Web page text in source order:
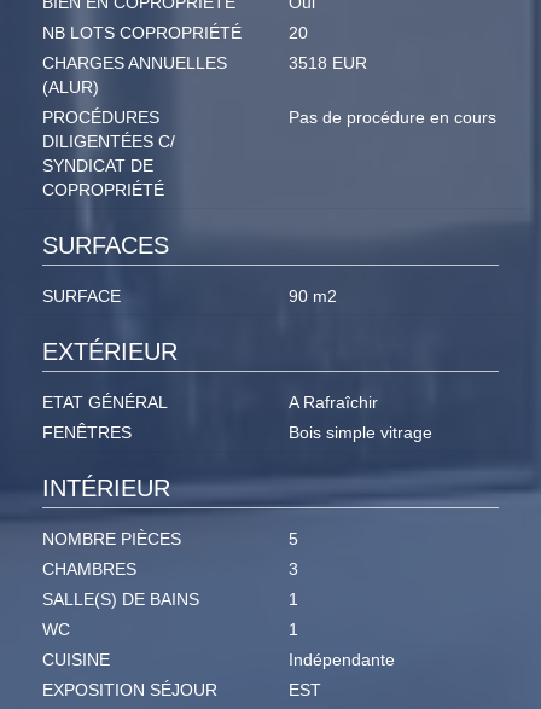
NB LOTS COPROPRIÉTÉ
20
CHARGES ANNUELLES
(ALUR)
3518 EUR
PROCÉDURES
DILIGENTÉES C/
SYNDICAT DE
COPROPRIÉTÉ
Pas de procédure en cours
SURFACES
SURFACE 90 m2
EXTÉRIEUR
ETAT GÉNÉRAL
A Rafraîchir
FENÊTRES
Bois simple vitrage
INTÉRIEUR
NOMBRE PIÈCES
5
CHAMBRES
3
SALLE(S) DE BAINS
1
WC
1
CUISINE
Indépendante
EXPOSITION SÉJOUR
EST